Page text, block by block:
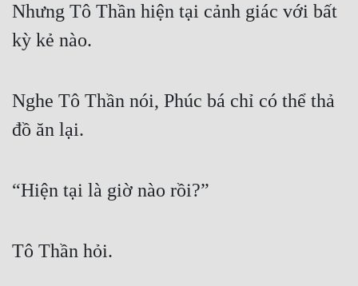
Nhưng Tô Thần hiện tại cảnh giác với bất
kỳ kẻ nào.
Nghe Tô Thần nói, Phúc bá chỉ có thể thả
đồ ăn lại.
“Hiện tại là giờ nào rồi?”
Tô Thần hỏi.